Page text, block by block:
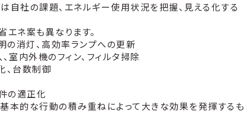
社の課題、エネルギー使用状況を把握、見える化する
ネ案も異なります。
の消灯、高効率ランプへの更新
室内外機のフィン、フィルタ掃除
、台数制御
の適正化
本的な行動の積み重ねによって大きな効果を発揮するも